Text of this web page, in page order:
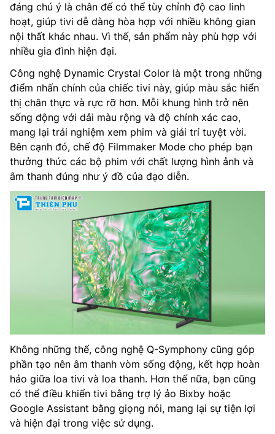
đáng chú ý là chân đế có thể tùy chỉnh độ cao linh
hoạt, giúp tivi dễ dàng hòa hợp với nhiều không gian
nội thất khác nhau. Vì thế, sản phẩm này phù hợp với
nhiều gia đình hiện đại.
Công nghệ Dynamic Crystal Color là một trong những
điểm nhấn chính của chiếc tivi này, giúp màu sắc hiển
thị chân thực và rực rỡ hơn. Mỗi khung hình trở nên
sống động với dải màu rộng và độ chính xác cao,
mang lại trải nghiệm xem phim và giải trí tuyệt vời.
Bên cạnh đó, chế độ Filmmaker Mode cho phép bạn
thưởng thức các bộ phim với chất lượng hình ảnh và
âm thanh đúng như ý đồ của đạo diễn.
Không những thế, công nghệ Q-Symphony cũng góp
phần tạo nên âm thanh vòm sống động, kết hợp hoàn
hảo giữa loa tivi và loa thanh. Hơn thế nữa, bạn cũng
có thể điều khiển tivi bằng trợ lý ảo Bixby hoặc
Google Assistant bằng giọng nói, mang lại sự tiện lợi
và hiện đại trong việc sử dụng.